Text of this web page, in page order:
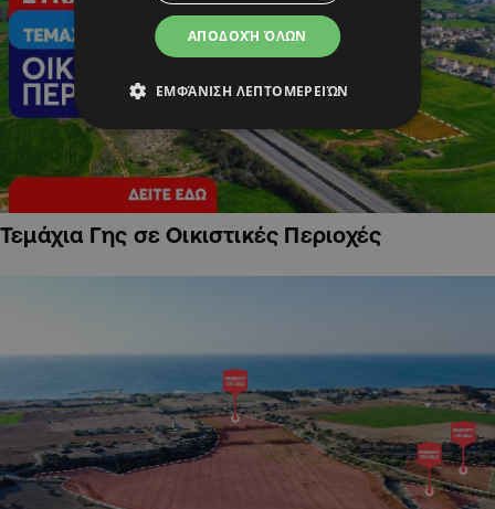
Τεμάχια Γης σε Οικιστικές Περιοχές
ΑΠΟΔΟΧΉ ΌΛΩΝ
ΕΜΦΆΝΙΣΗ ΛΕΠΤΟΜΕΡΕΙΏΝ